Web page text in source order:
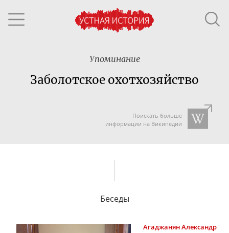
Упоминание
Заболотское охотхозяйство
Поискать больше
информации на Википедии
Беседы
АгаджанянАлександр